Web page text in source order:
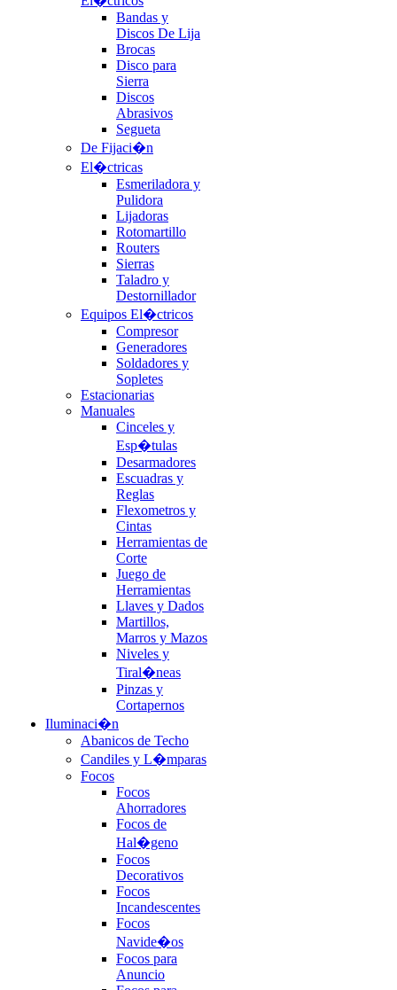
Bandas y
Discos De Lija
Brocas
Disco para
Sierra
Discos
Abrasivos
Segueta
De Fijaci�n
El�ctricas
Esmeriladora y
Pulidora
Lijadoras
Rotomartillo
Routers
Sierras
Taladro y
Destornillador
Equipos El�ctricos
Compresor
Generadores
Soldadores y
Sopletes
Estacionarias
Manuales
Cinceles y
Esp�tulas
Desarmadores
Escuadras y
Reglas
Flexometros y
Cintas
Herramientas de
Corte
Juego de
Herramientas
Llaves y Dados
Martillos,
Marros y Mazos
Niveles y
Tiral�neas
Pinzas y
Cortapernos
Iluminaci�n
Abanicos de Techo
Candiles y L�mparas
Focos
Focos
Ahorradores
Focos de
Hal�geno
Focos
Decorativos
Focos
Incandescentes
Focos
Navide�os
Focos para
Anuncio